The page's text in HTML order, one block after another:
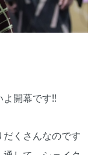
よ開幕です!!
くさんなのです